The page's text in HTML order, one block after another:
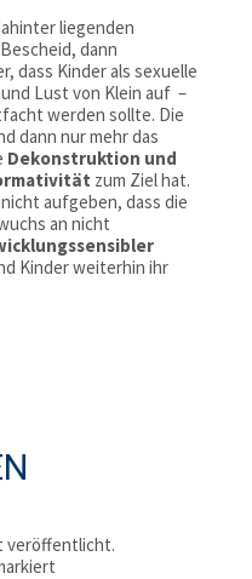
liegenden
dann
dass Kinder als sexuelle
Lust von Klein auf –
werden sollte. Die
dann nur mehr das
Dekonstruktion und
zum Ziel hat.
aufgeben, dass die
an nicht
Kinder weiterhin ihr
veröffentlicht.